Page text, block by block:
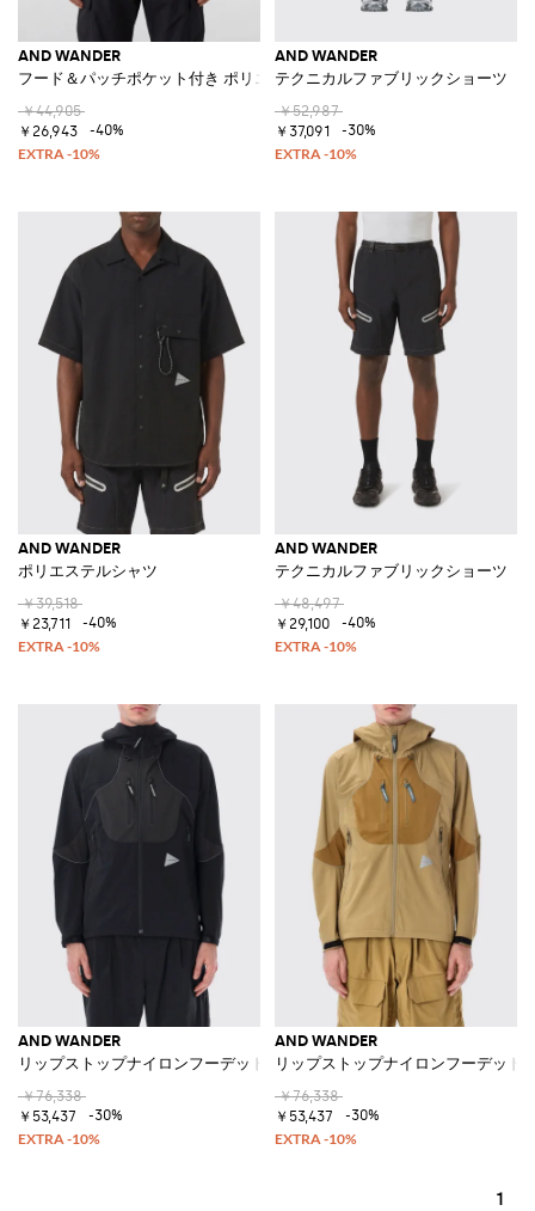
AND WANDER
フード＆パッチポケット付き ポリエステル ウィンドブレーカージャケッ
￥44,905
￥26,943
-40%
AND WANDER
テクニカルファブリックショーツ
￥52,987
￥37,091
-30%
AND WANDER
ポリエステルシャツ
￥39,518
￥23,711
-40%
AND WANDER
テクニカルファブリックショーツ
￥48,497
￥29,100
-40%
AND WANDER
リップストップナイロンフーデッドジャケット
￥76,338
￥53,437
-30%
AND WANDER
リップストップナイロンフーデッド
￥76,338
￥53,437
-30%
1